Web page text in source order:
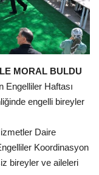
MORAL BULDU
Engelliler Haftası
engelli bireyler
Daire
Koordinasyon
bireyler ve aileleri